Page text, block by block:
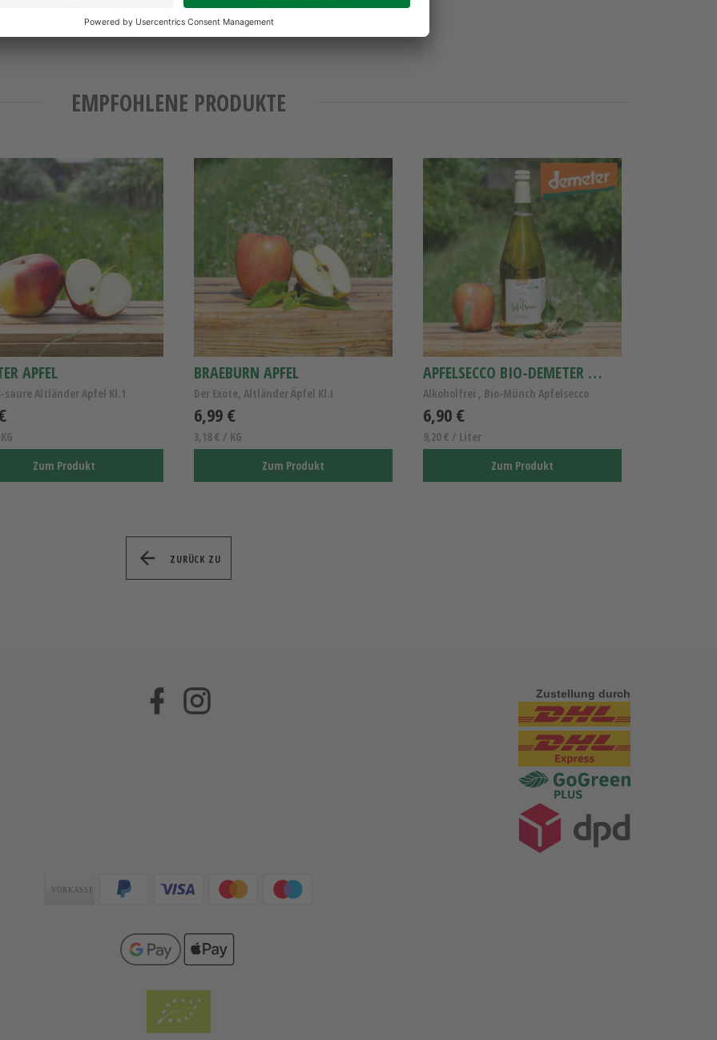
EMPFOHLENE PRODUKTE
APFEL
saure Altländer Apfel Kl.1
Zum Produkt
BRAEBURN APFEL
Der Exote, Altländer Äpfel Kl.I
6,99 €
3,18 € / KG
Zum Produkt
APFELSECCO BIO-DEMETER 0,75L
Alkoholfrei , Bio-Münch Apfelsecco
6,90 €
9,20 € / Liter
Zum Produkt
ZURÜCK ZU
Facebook Zustellung durch
Zahlungsarten